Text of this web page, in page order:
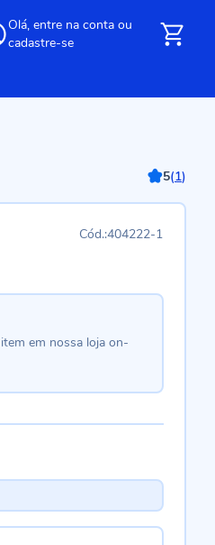
Olá, entre na conta ou
cadastre-se
5(1)
404222-1
em nossa loja on-